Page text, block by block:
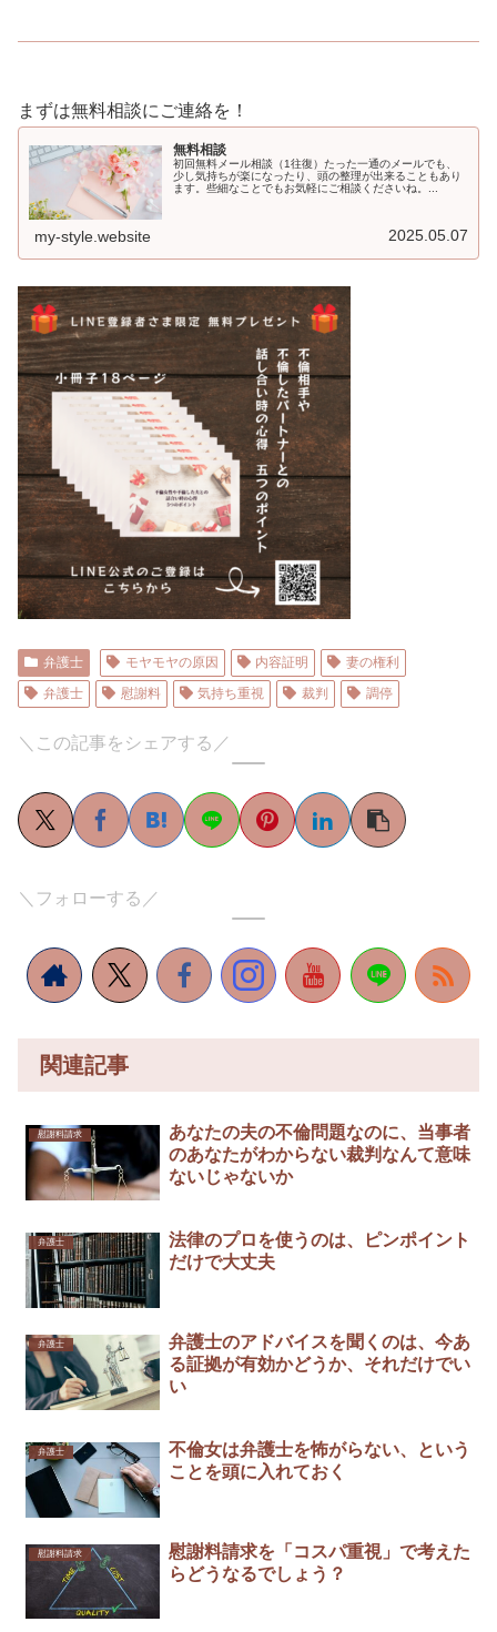
まずは無料相談にご連絡を！
無料相談
初回無料メール相談（1往復）たった一通のメールでも、
少し気持ちが楽になったり、頭の整理が出来ることもあり
ます。些細なことでもお気軽にご相談くださいね。...
my-style.website 2025.05.07
弁護士 モヤモヤの原因 内容証明
妻の権利
弁護士
慰謝料 気持ち重視 裁判 調停
＼この記事をシェアする／
＼フォローする／
関連記事
慰謝料請求
あなたの夫の不倫問題なのに、当事者
のあなたがわからない裁判なんて意味
ないじゃないか
弁護士
法律のプロを使うのは、ピンポイント
だけで大丈夫
弁護士
弁護士のアドバイスを聞くのは、今あ
る証拠が有効かどうか、それだけでい
い
弁護士
不倫女は弁護士を怖がらない、という
ことを頭に入れておく
慰謝料請求
慰謝料請求を「コスパ重視」で考えた
らどうなるでしょう？